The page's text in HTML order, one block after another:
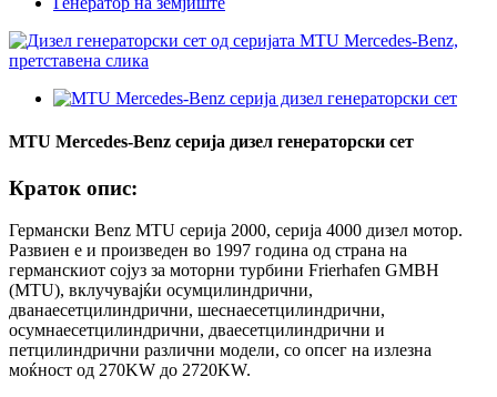
MTU Mercedes-Benz серија дизел генераторски сет
Краток опис:
Германски Benz MTU серија 2000, серија 4000 дизел мотор.
Развиен е и произведен во 1997 година од страна на
германскиот сојуз за моторни турбини Frierhafen GMBH
(MTU), вклучувајќи осумцилиндрични,
дванаесетцилиндрични, шеснаесетцилиндрични,
осумнаесетцилиндрични, дваесетцилиндрични и
петцилиндрични различни модели, со опсег на излезна
моќност од 270KW до 2720KW.